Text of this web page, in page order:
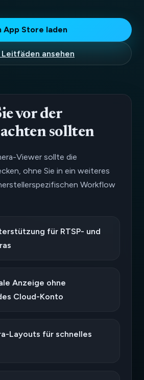
App Store laden
ansehen
vor der
sollten
Viewer sollte die
ohne Sie in ein weiteres
Workflow
für RTSP- und
Anzeige ohne
Cloud-Konto
Layouts für schnelles